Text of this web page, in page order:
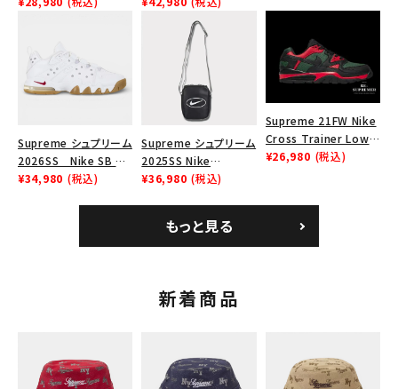
ショルダー・ウエストバッグ ボックスロゴ ブラックスウェット
コラボレーションブランドから探す
シーズンから探す
円 ～
絞り込んで検索する
ズ ホワイト
イキ SB ダンク ロー ス
ニーカー ホワイト
Supreme シュプリーム
2026SS Nike SB Air
Max 2 CB 94 Low SP
¥34,980 (税込)
Supreme シュプリーム
2025SS Nike
Leather Shoulder
ク 黒
¥36,980 (税込)
Supreme 21FW Nike
Cross Trainer Low
ナイキクロストレイナー
¥26,980 (税込)
もっと見る
新着商品